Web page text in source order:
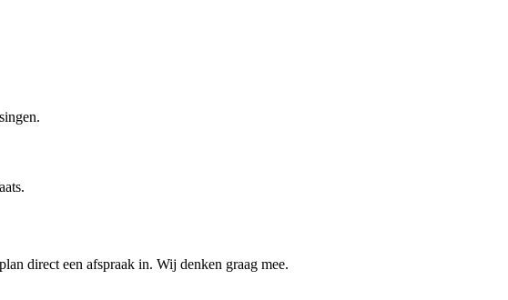
direct een afspraak in. Wij denken graag mee.